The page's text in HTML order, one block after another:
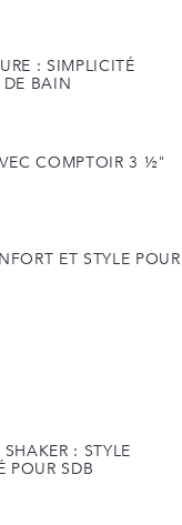
: SIMPLICITÉ
DE BAIN
COMPTOIR 3 ½"
ET STYLE POUR
: STYLE
POUR SDB